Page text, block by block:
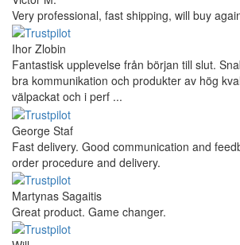
Very professional, fast shipping, will buy
Ihor Zlobin
Fantastisk upplevelse från början till slut.
bra kommunikation och produkter av hög
välpackat och i perf ...
George Staf
Fast delivery. Good communication and
order procedure and delivery.
Martynas Sagaitis
Great product. Game changer.